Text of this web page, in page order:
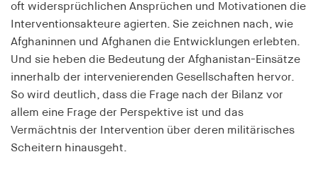
oft widersprüchlichen Ansprüchen und Motivationen die
Interventionsakteure agierten. Sie zeichnen nach, wie
Afghaninnen und Afghanen die Entwicklungen erlebten.
Und sie heben die Bedeutung der Afghanistan-Einsätze
innerhalb der intervenierenden Gesellschaften hervor.
So wird deutlich, dass die Frage nach der Bilanz vor
allem eine Frage der Perspektive ist und das
Vermächtnis der Intervention über deren militärisches
Scheitern hinausgeht.
fonts_loaded
Name:
fonts_loaded
hamburger-edition.de
Cookie Laufzeit: